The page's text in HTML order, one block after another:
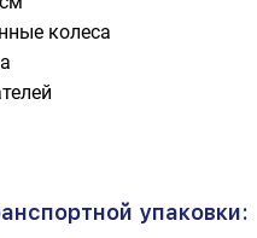
колеса
упаковки: